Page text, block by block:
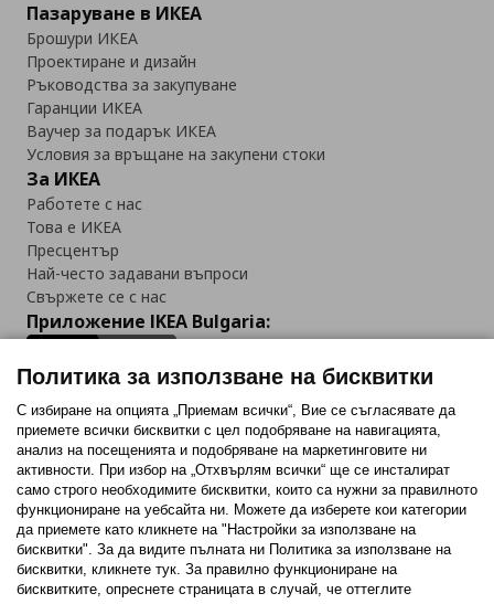
Пазаруване в ИКЕА
Брошури ИКЕА
Проектиране и дизайн
Ръководства за закупуване
Гаранции ИКЕА
Ваучер за подарък ИКЕА
Условия за връщане на закупени стоки
За ИКЕА
Работете с нас
Това е ИКЕА
Пресцентър
Най-често задавани въпроси
Свържете се с нас
Приложение IKEA Bulgaria:
Последвайте ни:
FacebookTwitterYoutubePinterestInstagram
Политика за използване на бисквитки
С избиране на опцията „Приемам всички“, Вие се съгласявате да
приемете всички бисквитки с цел подобряване на навигацията,
анализ на посещенията и подобряване на маркетинговите ни
активности. При избор на „Отхвърлям всички“ ще се инсталират
само строго необходимитe бисквитки, които са нужни за правилното
функциониране на уебсайта ни. Можете да изберете кои категории
да приемете като кликнете на "Настройки за използване на
бисквитки". За да видите пълната ни Политика за използване на
бисквитки, кликнете тук. За правилно функциониране на
бисквитките, опреснете страницата в случай, че оттеглите